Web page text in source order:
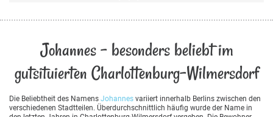
Johannes - besonders beliebt im
gutsituierten Charlottenburg-Wilmersdorf
Die Beliebtheit des Namens Johannes variiert innerhalb Berlins zwischen den
verschiedenen Stadtteilen. Überdurchschnittlich häufig wurde der Name in